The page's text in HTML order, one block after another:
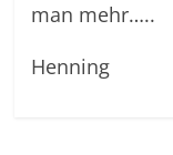
man mehr…..
Henning